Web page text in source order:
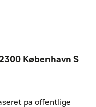
København S
pa offentlige